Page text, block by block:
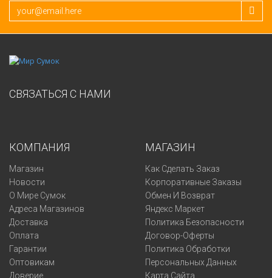
СВЯЗАТЬСЯ С НАМИ
КОМПАНИЯ
Магазин
Новости
О Мире Сумок
Адреса Магазинов
Доставка
Оплата
Гарантии
Оптовикам
Доверие
МАГАЗИН
Как Сделать Заказ
Корпоративные Заказы
Обмен И Возврат
Яндекс Маркет
Политика Безопасности
Договор-Оферты
Политика Обработки
Персональных Данных
Карта Сайта